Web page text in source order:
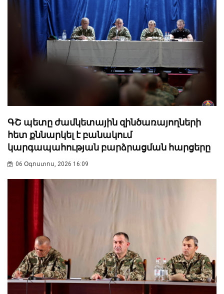
ԳՇ պետը ժամկետային զինծառայողների
հետ քննարկել է բանակում
կարգապահության բարձրացման հարցերը
06 Օգոստոս, 2026 16:09